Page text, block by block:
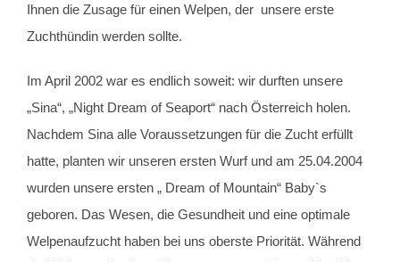
Ihnen die Zusage für einen Welpen, der unsere erste
Zuchthündin werden sollte.
Im April 2002 war es endlich soweit: wir durften unsere
„Sina“, „Night Dream of Seaport“ nach Österreich holen.
Nachdem Sina alle Voraussetzungen für die Zucht erfüllt
hatte, planten wir unseren ersten Wurf und am 25.04.2004
wurden unsere ersten „ Dream of Mountain“ Baby`s
geboren. Das Wesen, die Gesundheit und eine optimale
Welpenaufzucht haben bei uns oberste Priorität. Während